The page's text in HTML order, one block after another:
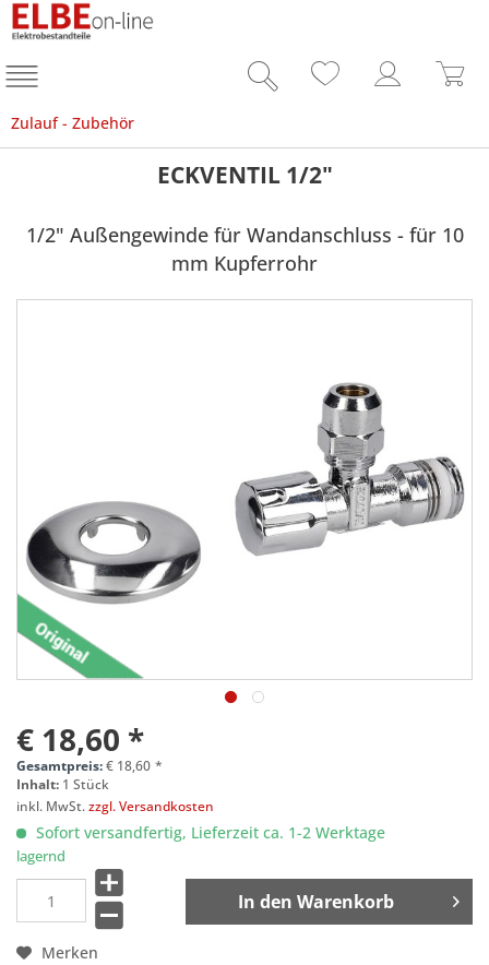
Zulauf - Zubehör
ECKVENTIL 1/2"
1/2" Außengewinde für Wandanschluss - für 10
mm Kupferrohr
€ 18,60 *
Gesamtpreis:€ 18,60 *
Inhalt: 1 Stück
inkl. MwSt.zzgl. Versandkosten
Sofort versandfertig, Lieferzeit ca. 1-2 Werktage
lagernd
In den Warenkorb
Merken